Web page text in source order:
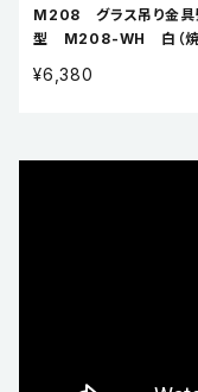
M208 グラス吊り金具
型 M208-WH 白（焼
¥6,380